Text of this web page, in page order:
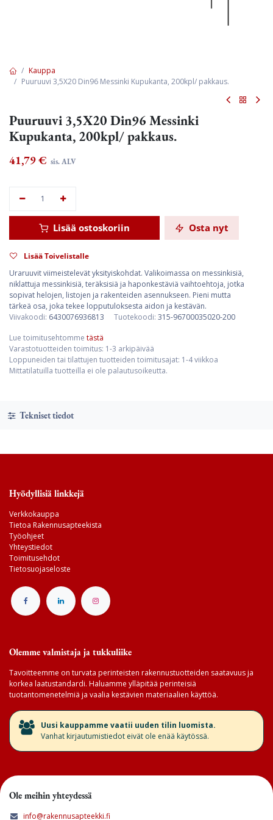
Kauppa
Puuruuvi 3,5X20 Din96 Messinki Kupukanta, 200kpl/ pakkaus.
Puuruuvi 3,5X20 Din96 Messinki
Kupukanta, 200kpl/ pakkaus.
41,79€ sis. ALV
Lisää ostoskoriin Osta nyt
Lisää Toivelistalle
Uraruuvit viimeistelevät yksityiskohdat. Valikoimassa on messinkisiä,
niklattuja messinkisiä, teräksisiä ja haponkestäviä vaihtoehtoja, jotka
sopivat helojen, listojen ja rakenteiden asennukseen. Pieni mutta
tärkeä osa, joka tekee lopputuloksesta aidon ja kestävän.
Viivakoodi: 6430076936813 Tuotekoodi: 315-96700035020-200
Lue toimitusehtomme tästä
Varastotuotteiden toimitus: 1-3 arkipäivää
Loppuneiden tai tilattujen tuotteiden toimitusajat: 1-4 viikkoa
Mittatilatuilla tuotteilla ei ole palautusoikeutta.
Tekniset tiedot
Hyödyllisiä linkkejä
Verkkokauppa
Tietoa Rakennusapteekista
Työohjeet
Yhteystiedot
Toimitusehdot
Tietosuojaseloste
Olemme valmistaja ja tukkuliike
Tavoitteemme on turvata perinteisten rakennustuotteiden saatavuus ja
korkea laatustandardi. Haluamme ylläpitää perinteisiä
tuotantomenetelmiä ja vaalia kestävien materiaalien käyttöä.
​Uusi kauppamme vaatii uuden tilin luomista.
Vanhat kirjautumistiedot eivät ole enää käytössä.
Ole meihin yhteydessä
info@rakennusapteekki.fi